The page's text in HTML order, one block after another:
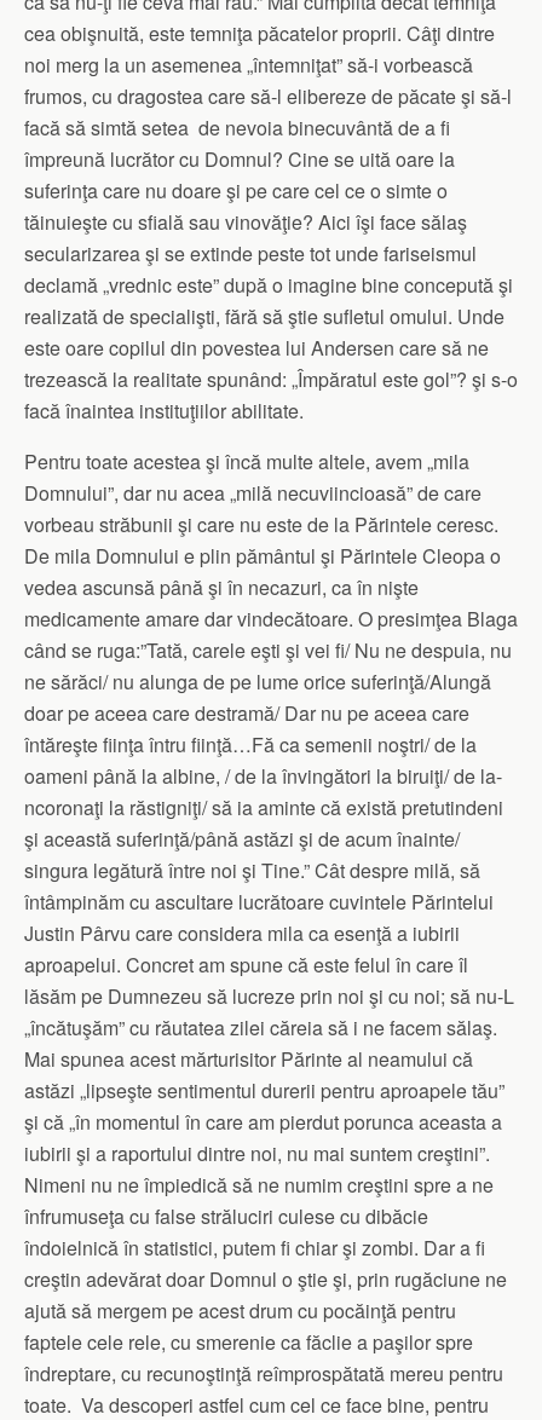
cea obişnuită, este temniţa păcatelor proprii. Câţi dintre
noi merg la un asemenea „întemniţat” să-i vorbească
frumos, cu dragostea care să-l elibereze de păcate şi să-l
facă să simtă setea de nevoia binecuvântă de a fi
împreună lucrător cu Domnul? Cine se uită oare la
suferinţa care nu doare şi pe care cel ce o simte o
tăinuieşte cu sfială sau vinovăţie? Aici îşi face sălaş
secularizarea şi se extinde peste tot unde fariseismul
declamă „vrednic este” după o imagine bine concepută şi
realizată de specialişti, fără să ştie sufletul omului. Unde
este oare copilul din povestea lui Andersen care să ne
trezească la realitate spunând: „Împăratul este gol”? şi s-o
facă înaintea instituţiilor abilitate.
Pentru toate acestea şi încă multe altele, avem „mila
Domnului”, dar nu acea „milă necuviincioasă” de care
vorbeau străbunii şi care nu este de la Părintele ceresc.
De mila Domnului e plin pământul şi Părintele Cleopa o
vedea ascunsă până şi în necazuri, ca în nişte
medicamente amare dar vindecătoare. O presimţea Blaga
când se ruga:”Tată, carele eşti şi vei fi/ Nu ne despuia, nu
ne sărăci/ nu alunga de pe lume orice suferinţă/Alungă
doar pe aceea care destramă/ Dar nu pe aceea care
întăreşte fiinţa întru fiinţă…Fă ca semenii noştri/ de la
oameni până la albine, / de la învingători la biruiţi/ de la-
ncoronaţi la răstigniţi/ să ia aminte că există pretutindeni
şi această suferinţă/până astăzi şi de acum înainte/
singura legătură între noi şi Tine.” Cât despre milă, să
întâmpinăm cu ascultare lucrătoare cuvintele Părintelui
Justin Pârvu care considera mila ca esenţă a iubirii
aproapelui. Concret am spune că este felul în care îl
lăsăm pe Dumnezeu să lucreze prin noi şi cu noi; să nu-L
„încătuşăm” cu răutatea zilei căreia să i ne facem sălaş.
Mai spunea acest mărturisitor Părinte al neamului că
astăzi „lipseşte sentimentul durerii pentru aproapele tău”
şi că „în momentul în care am pierdut porunca aceasta a
iubirii şi a raportului dintre noi, nu mai suntem creştini”.
Nimeni nu ne împiedică să ne numim creştini spre a ne
înfrumuseţa cu false străluciri culese cu dibăcie
îndoielnică în statistici, putem fi chiar şi zombi. Dar a fi
creştin adevărat doar Domnul o ştie şi, prin rugăciune ne
ajută să mergem pe acest drum cu pocăinţă pentru
faptele cele rele, cu smerenie ca făclie a paşilor spre
îndreptare, cu recunoştinţă reîmprospătată mereu pentru
toate. Va descoperi astfel cum cel ce face bine, pentru